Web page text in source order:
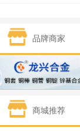
1#锡
1#镍
1#白银
钯金
品牌商家
商城推荐